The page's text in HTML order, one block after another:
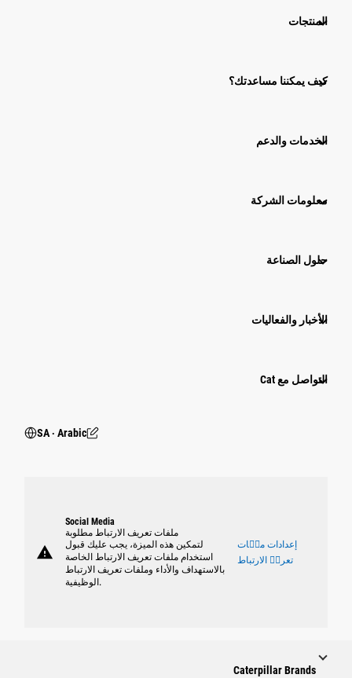
المنتجات
كيف يمكننا مساعدتك؟
الخدمات والدعم
معلومات الشركة
حلول الصناعة
الأخبار والفعاليات
التواصل مع Cat
SA ‧ Arabic
warning
Social Media
ملفات تعريف الارتباط مطلوبة
لتمكين هذه الميزة، يجب عليك قبول
استخدام ملفات تعريف الارتباط الخاصة
بالاستهداف والأداء وملفات تعريف الارتباط
الوظيفية.
إعدادات ملٝات
تعريٝ الارتباط
Caterpillar Brands